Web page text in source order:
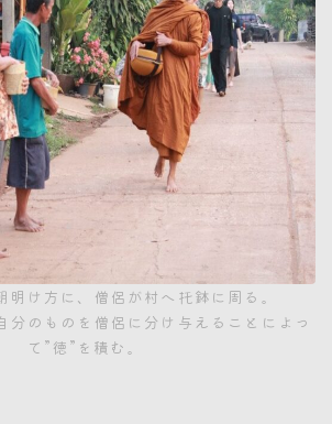
明け方に、僧侶が村へ托鉢に周る。
分のものを僧侶に分け与えることによっ
て”徳”を積む。